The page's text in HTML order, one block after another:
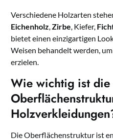
Verschiedene Holzarten
Eichenholz,Zirbe, Kiefer,
bietet einen einzigartigen
Weisen behandelt werden,
erzielen.
Wie wichtig ist die
Die Oberflächenstruktur ist